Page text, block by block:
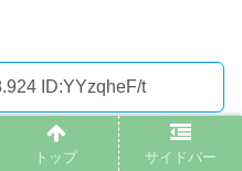
ID:YYzqheF/t
ことないんやが出るん
トップ サイドバー